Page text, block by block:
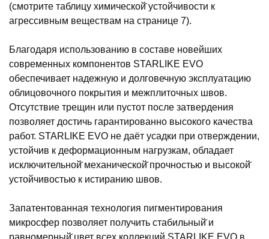
(смотрите таблицу химической̆ устойчивости к
агрессивным веществам на странице 7).
Благодаря использованию в составе новейших
современных компонентов STARLIKE EVO
обеспечивает надежную и долговечную эксплуатацию
облицовочного покрытия и межплиточных швов.
Отсутствие трещин или пустот после затвердения
позволяет достичь гарантированно высокого качества
работ. STARLIKE EVO не даёт усадки при отверждении,
устойчив к деформационным нагрузкам, обладает
исключительной̆ механической̆ прочностью и высокой̆
устойчивостью к истиранию швов.
Запатентованная технология пигментирования
микросфер позволяет получить стабильный̆ и
равномерный̆ цвет всех коллекций STARLIKE EVO в